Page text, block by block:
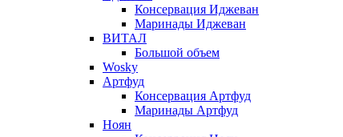
Консервация Иджеван
Маринады Иджеван
ВИТАЛ
Большой объем
Wosky
Артфуд
Консервация Артфуд
Маринады Артфуд
Ноян